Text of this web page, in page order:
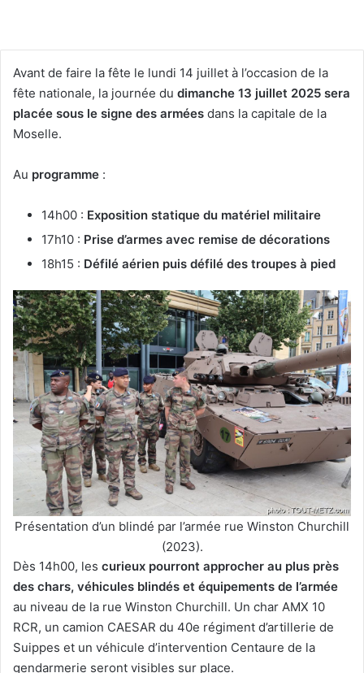
Avant de faire la fête le lundi 14 juillet à l’occasion de la
fête nationale, la journée du dimanche 13 juillet 2025 sera
placée sous le signe des armées dans la capitale de la
Moselle.
Au programme :
14h00 : Exposition statique du matériel militaire
17h10 : Prise d’armes avec remise de décorations
18h15 : Défilé aérien puis défilé des troupes à pied
Présentation d’un blindé par l’armée rue Winston Churchill
(2023).
Dès 14h00, les curieux pourront approcher au plus près
des chars, véhicules blindés et équipements de l’armée
au niveau de la rue Winston Churchill. Un char AMX 10
RCR, un camion CAESAR du 40e régiment d’artillerie de
Suippes et un véhicule d’intervention Centaure de la
gendarmerie seront visibles sur place.